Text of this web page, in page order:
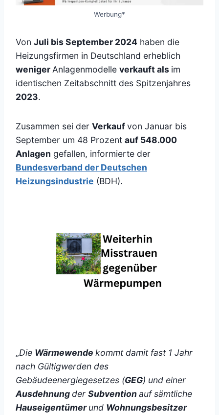
Werbung*
Von Juli bis September 2024 haben die
Heizungsfirmen in Deutschland erheblich
weniger Anlagenmodelle verkauft als im
identischen Zeitabschnitt des Spitzenjahres
2023.
Zusammen sei der Verkaufvon Januar bis
September um 48 Prozent auf 548.000
Anlagen gefallen, informierte der
Bundesverband der Deutschen
Heizungsindustrie (BDH).
„Die Wärmewende kommt damit fast 1 Jahr
nach Gültigwerden des
Gebäudeenergiegesetzes (GEG) und einer
Ausdehnungder Subventionauf sämtliche
Hauseigentümerund Wohnungsbesitzer